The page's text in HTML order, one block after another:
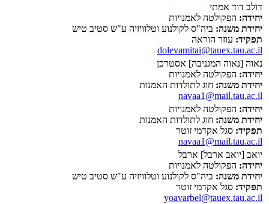
דולב דוד אמתי
יחידה: הפקולטה לאמנויות
יחידת משנה: ביה"ס לקולנוע וטלוויזיה ע"ש סטיב טיש
תפקיד: עוזר הוראה
dolevamitai@tauex.tau.ac.il
נאוה [נאוה המגניבה] אסטרכן
יחידה: הפקולטה לאמנויות
יחידת משנה: חוג לתולדות האמנות
navaa1@mail.tau.ac.il
יחידה: הפקולטה לאמנויות
יחידת משנה: חוג לתולדות האמנות
תפקיד: סגל אקדמי זוטר
navaa1@mail.tau.ac.il
יואב [יואב ארבל] ארבל
יחידה: הפקולטה לאמנויות
יחידת משנה: ביה"ס לקולנוע וטלוויזיה ע"ש סטיב טיש
תפקיד: סגל אקדמי זוטר
yoavarbel@tauex.tau.ac.il